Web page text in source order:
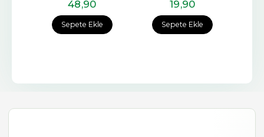
Sepete Ekle
48,90
Sepete Ekle
19,90